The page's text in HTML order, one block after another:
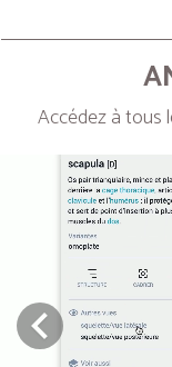
Accédez à tous